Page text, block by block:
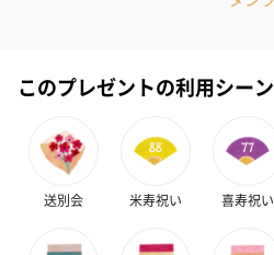
このプレゼントの利用シーン
送別会 米寿祝い 喜寿祝い